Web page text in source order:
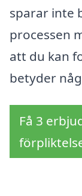
sparar inte
processen
att du kan
betyder
Få 3